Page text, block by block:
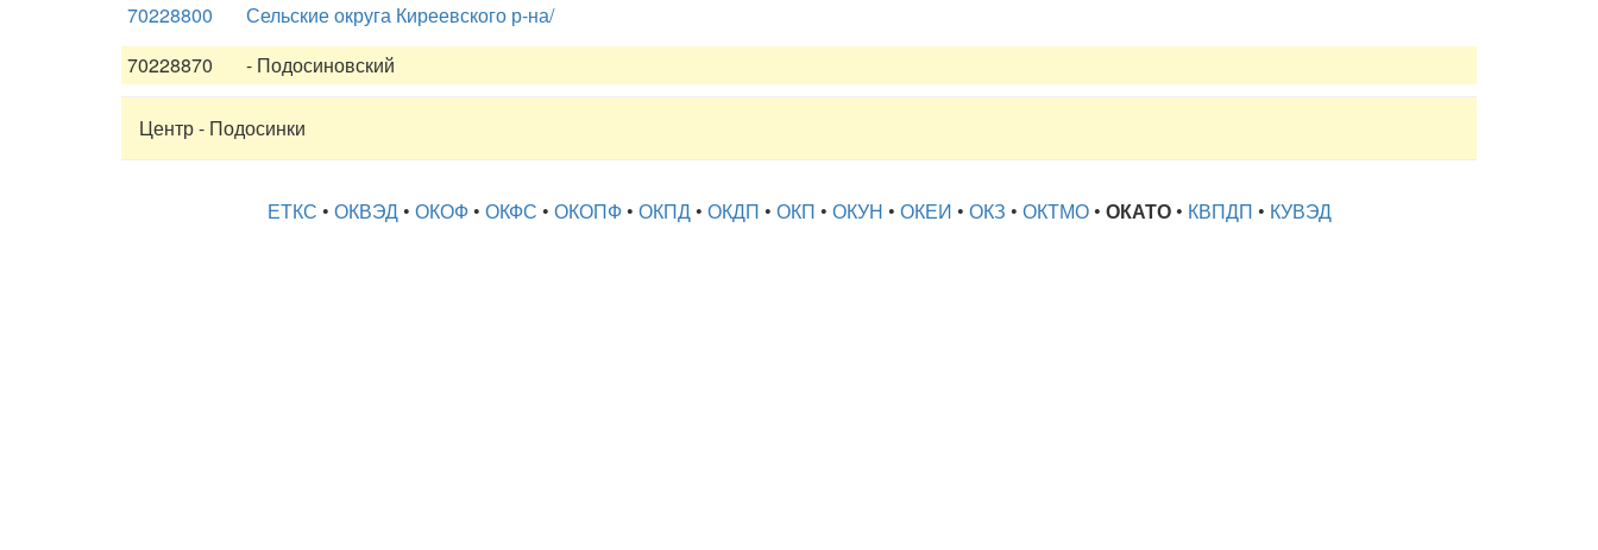
70228800
Сельские округа Киреевского р-на/
70228870
- Подосиновский
Центр - Подосинки
ЕТКС • ОКВЭД• ОКОФ• ОКФС • ОКОПФ• ОКПД• ОКДП • ОКП • ОКУН • ОКЕИ • ОКЗ • ОКТМО• ОКАТО• КВПДП • КУВЭД